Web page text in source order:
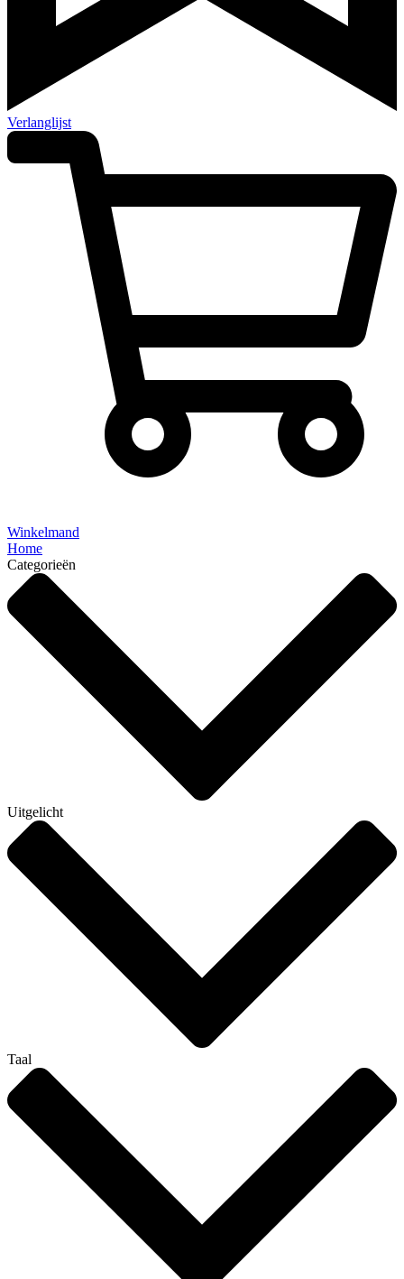
Verlanglijst
Winkelmand
Home
Categorieën
Uitgelicht
Taal